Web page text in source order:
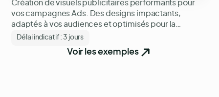
Création de visuels publicitaires performants pour
vos campagnes Ads. Des designs impactants,
adaptés à vos audiences et optimisés pour la
conversion.
Délai indicatif :3 jours
Voir les exemples